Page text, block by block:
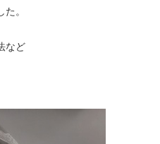
。
など